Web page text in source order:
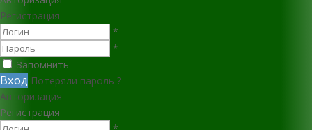
Регистрация
*
*
Запомнить
Вход Потеряли пароль ?
Авторизация
Регистрация